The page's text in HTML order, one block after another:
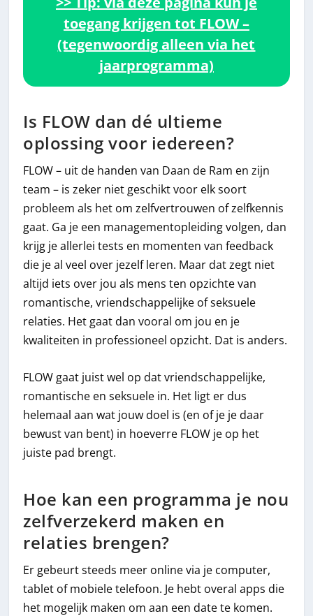
toegang krijgen tot FLOW –
(tegenwoordig alleen via het
jaarprogramma)
Is FLOW dan dé ultieme
oplossing voor iedereen?
FLOW – uit de handen van Daan de Ram en zijn
team – is zeker niet geschikt voor elk soort
probleem als het om zelfvertrouwen of zelfkennis
gaat. Ga je een managementopleiding volgen, dan
krijg je allerlei tests en momenten van feedback
die je al veel over jezelf leren. Maar dat zegt niet
altijd iets over jou als mens ten opzichte van
romantische, vriendschappelijke of seksuele
relaties. Het gaat dan vooral om jou en je
kwaliteiten in professioneel opzicht. Dat is anders.
FLOW gaat juist wel op dat vriendschappelijke,
romantische en seksuele in. Het ligt er dus
helemaal aan wat jouw doel is (en of je je daar
bewust van bent) in hoeverre FLOW je op het
juiste pad brengt.
Hoe kan een programma je nou
zelfverzekerd maken en
relaties brengen?
Er gebeurt steeds meer online via je computer,
tablet of mobiele telefoon. Je hebt overal apps die
het mogelijk maken om aan een date te komen.